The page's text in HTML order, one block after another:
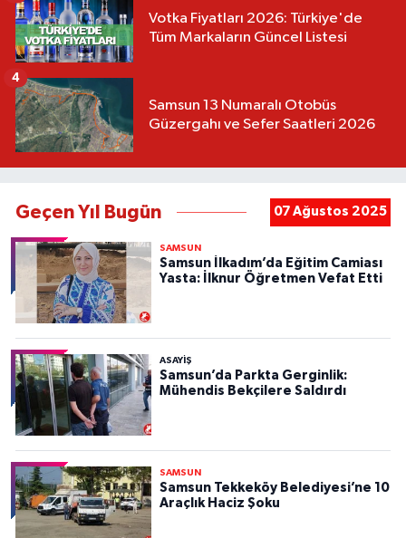
Votka Fiyatları 2026: Türkiye'de
Tüm Markaların Güncel Listesi
Samsun 13 Numaralı Otobüs
Güzergahı ve Sefer Saatleri 2026
4
Geçen Yıl Bugün 07 Ağustos 2025
SAMSUN
Samsun İlkadım’da Eğitim Camiası
Yasta: İlknur Öğretmen Vefat Etti
ASAYIŞ
Samsun’da Parkta Gerginlik:
Mühendis Bekçilere Saldırdı
SAMSUN
Samsun Tekkeköy Belediyesi’ne 10
Araçlık Haciz Şoku